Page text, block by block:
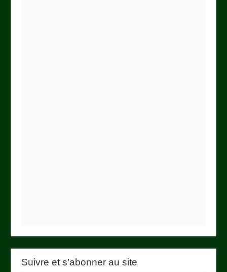
Suivre et s’abonner au site